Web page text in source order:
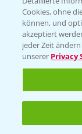
Cookies, ohne
können, und
akzeptiert
jeder Zeit
unserer Privacy